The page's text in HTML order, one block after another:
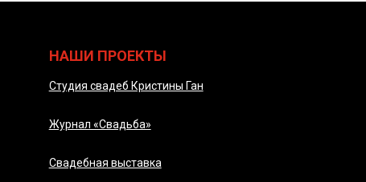
НАШИ ПРОЕКТЫ
Студия свадеб Кристины Ган
Журнал «Свадьба»
Свадебная выставка